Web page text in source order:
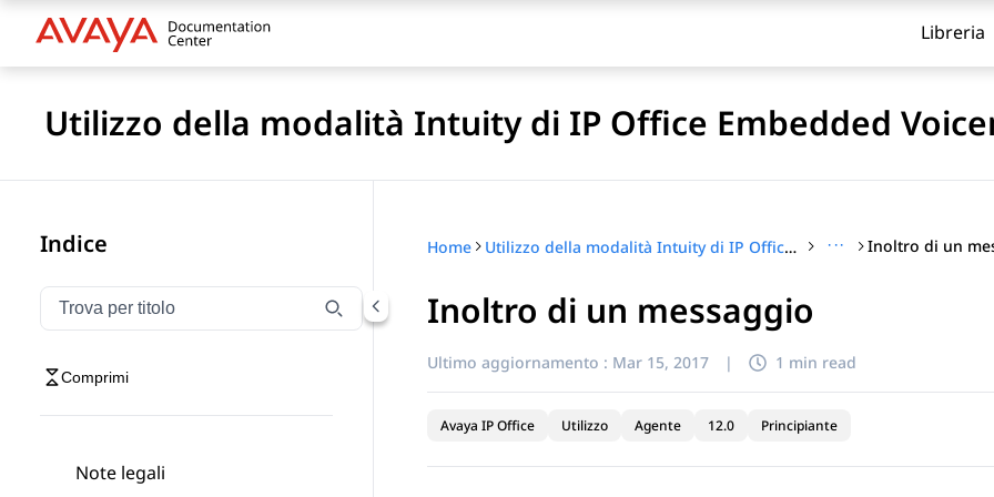
Libreria
Utilizzo della modalità Intuity di IP Office Embedded
Indice
Filtra la navigazione per titolo
Digitare per filtrare gli elementi di navigazione per titolo
Comprimi
Note legali
Home Utilizzo della modalità Intuity di IP Office Embedded Voicemail ··· Inoltro di un
Inoltro di un messaggio
Ultimo aggiornamento : Mar 15, 2017 | 1 min read
Avaya IP Office Utilizzo Agente 12.0 Principiante